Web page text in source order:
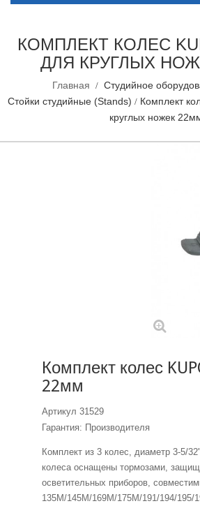
КОМПЛЕКТ КОЛЕС
ДЛЯ КРУГЛЫХ
Главная
Студийное
Стойки студийные (Stands)
Комплект
круглых ножек
Комплект колес
22мм
Артикул 31529
Гарантия: Производителя
Комплект из 3 колес, диаметр 3-5/
колеса оснащены тормозами,
осветительных приборов,
135M/145M/169M/175M/191/194/